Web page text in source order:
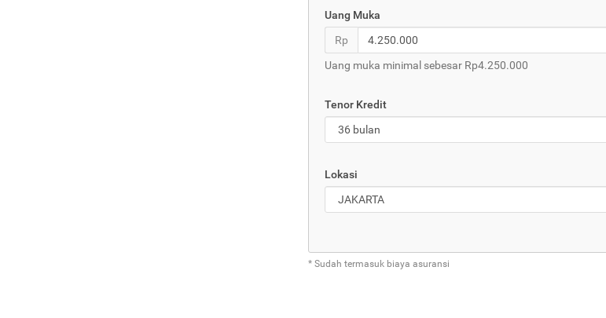
Uang Muka
Rp
Uang muka minimal sebesar Rp4.250.000
Tenor Kredit
Lokasi
* Sudah termasuk biaya asuransi